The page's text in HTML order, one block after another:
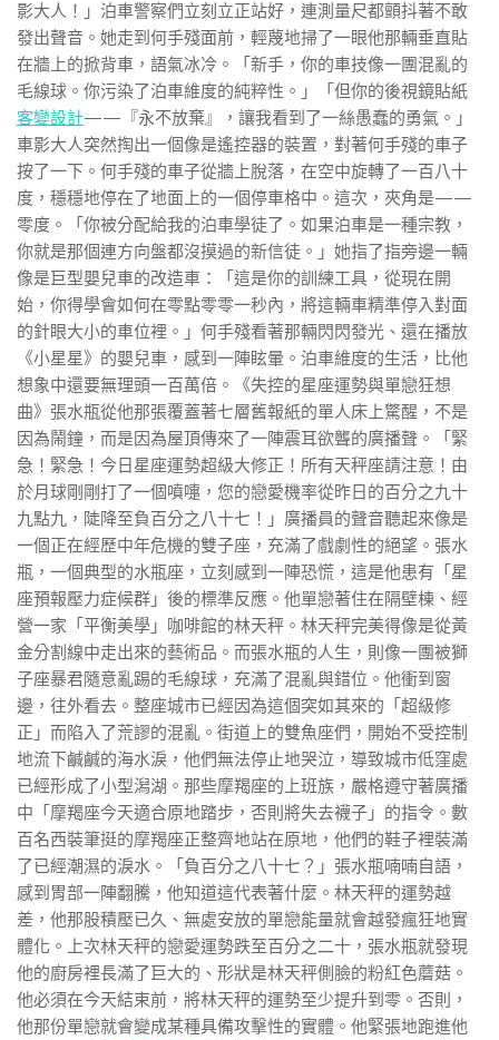
影大人！」泊車警察們立刻立正站好，連測量尺都顫抖著不敢
發出聲音。她走到何手殘面前，輕蔑地掃了一眼他那輛垂直貼
在牆上的掀背車，語氣冰冷。「新手，你的車技像一團混亂的
毛線球。你污染了泊車維度的純粹性。」「但你的後視鏡貼紙
客變設計——『永不放棄』，讓我看到了一絲愚蠢的勇氣。」
車影大人突然掏出一個像是遙控器的裝置，對著何手殘的車子
按了一下。何手殘的車子從牆上脫落，在空中旋轉了一百八十
度，穩穩地停在了地面上的一個停車格中。這次，夾角是——
零度。「你被分配給我的泊車學徒了。如果泊車是一種宗教，
你就是那個連方向盤都沒摸過的新信徒。」她指了指旁邊一輛
像是巨型嬰兒車的改造車：「這是你的訓練工具，從現在開
始，你得學會如何在零點零零一秒內，將這輛車精準停入對面
的針眼大小的車位裡。」何手殘看著那輛閃閃發光、還在播放
《小星星》的嬰兒車，感到一陣眩暈。泊車維度的生活，比他
想象中還要無理頭一百萬倍。《失控的星座運勢與單戀狂想
曲》張水瓶從他那張覆蓋著七層舊報紙的單人床上驚醒，不是
因為鬧鐘，而是因為屋頂傳來了一陣震耳欲聾的廣播聲。「緊
急！緊急！今日星座運勢超級大修正！所有天秤座請注意！由
於月球剛剛打了一個噴嚏，您的戀愛機率從昨日的百分之九十
九點九，陡降至負百分之八十七！」廣播員的聲音聽起來像是
一個正在經歷中年危機的雙子座，充滿了戲劇性的絕望。張水
瓶，一個典型的水瓶座，立刻感到一陣恐慌，這是他患有「星
座預報壓力症候群」後的標準反應。他單戀著住在隔壁棟、經
營一家「平衡美學」咖啡館的林天秤。林天秤完美得像是從黃
金分割線中走出來的藝術品。而張水瓶的人生，則像一團被獅
子座暴君隨意亂踢的毛線球，充滿了混亂與錯位。他衝到窗
邊，往外看去。整座城市已經因為這個突如其來的「超級修
正」而陷入了荒謬的混亂。街道上的雙魚座們，開始不受控制
地流下鹹鹹的海水淚，他們無法停止地哭泣，導致城市低窪處
已經形成了小型潟湖。那些摩羯座的上班族，嚴格遵守著廣播
中「摩羯座今天適合原地踏步，否則將失去襪子」的指令。數
百名西裝筆挺的摩羯座正整齊地站在原地，他們的鞋子裡裝滿
了已經潮濕的淚水。「負百分之八十七？」張水瓶喃喃自語，
感到胃部一陣翻騰，他知道這代表著什麼。林天秤的運勢越
差，他那股積壓已久、無處安放的單戀能量就會越發瘋狂地實
體化。上次林天秤的戀愛運勢跌至百分之二十，張水瓶就發現
他的廚房裡長滿了巨大的、形狀是林天秤側臉的粉紅色蘑菇。
他必須在今天結束前，將林天秤的運勢至少提升到零。否則，
他那份單戀就會變成某種具備攻擊性的實體。他緊張地跑進他